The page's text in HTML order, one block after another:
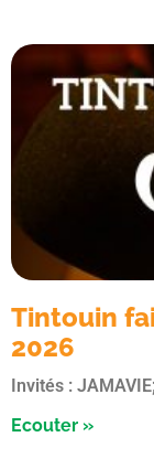
Tintouin
2026
Invités :
Ecouter »